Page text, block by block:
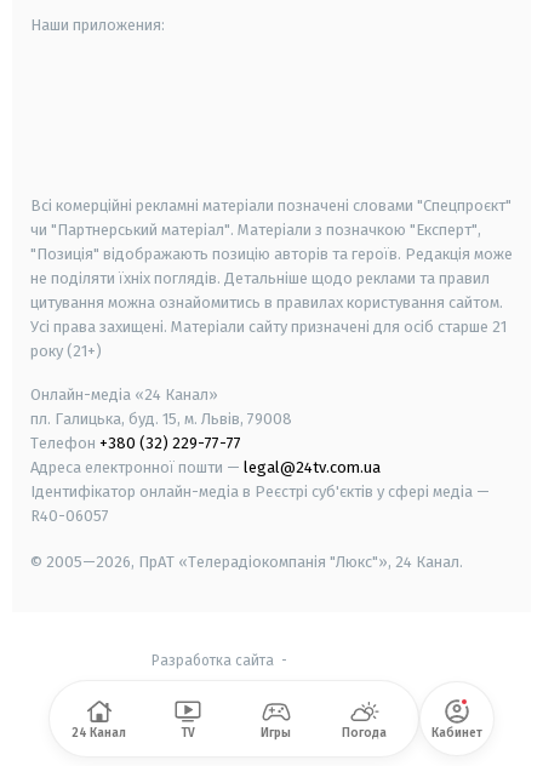
Наши приложения:
Всі комерційні рекламні матеріали позначені словами "Спецпроєкт"
чи "Партнерський матеріал". Матеріали з позначкою "Експерт",
"Позиція" відображають позицію авторів та героїв. Редакція може
не поділяти їхніх поглядів. Детальніше щодо реклами та правил
цитування можна ознайомитись в правилах користування сайтом.
Усі права захищені. Матеріали сайту призначені для осіб старше 21
року (21+)
Онлайн-медіа «24 Канал»
пл. Галицька, буд. 15, м. Львів, 79008
Телефон +380 (32) 229-77-77
Адреса електронної пошти — legal@24tv.com.ua
Ідентифікатор онлайн-медіа в Реєстрі суб'єктів у сфері медіа —
R40-06057
© 2005—2026, ПрАТ «Телерадіокомпанія "Люкс"», 24 Канал.
Разработка сайта -
24 Канал TV Игры Погода Кабинет